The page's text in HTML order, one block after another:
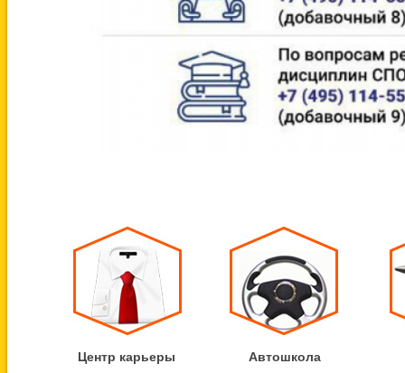
Центр карьеры Автошкола